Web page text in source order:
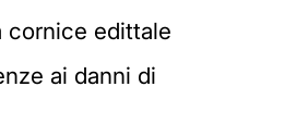
cornice edittale
ai danni di